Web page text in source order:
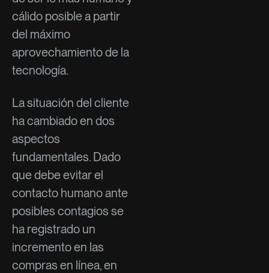
cálido posible a partir
del máximo
aprovechamiento de la
tecnología.
La situación del cliente
ha cambiado en dos
aspectos
fundamentales. Dado
que debe evitar el
contacto humano ante
posibles contagios se
ha registrado un
incremento en las
compras en línea, en